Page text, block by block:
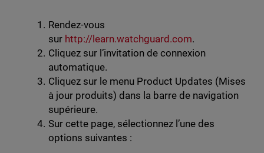
Rendez-vous
sur http://learn.watchguard.com.
Cliquez sur l’invitation de connexion
automatique.
Cliquez sur le menu Product Updates (Mises
à jour produits) dans la barre de navigation
supérieure.
Sur cette page, sélectionnez l’une des
options suivantes :